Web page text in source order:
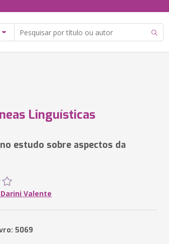
Linguísticas
estudo sobre aspectos da
Valente
5069